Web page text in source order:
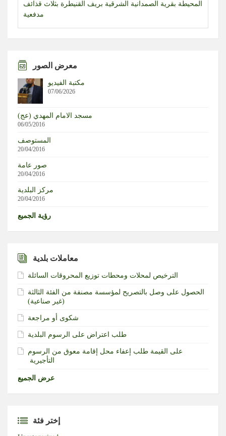
بالفيديو | أدخنة تتصاعد من أثار العدوان الإسرائيلي على بلدة
المنصوري
الفيفا في دائرة الاعتذار.. وميسي يعود إلى الواجهة
قائد الجيش عرض مع سولفرانك دور ألمانيا في القوة البحرية
معرض الصور
مكتبة الفيديو
07/06/2026
مسجد الامام المهدي (عج)
06/05/2016
المستوصف
20/04/2016
صور عامة
20/04/2016
مركز البلدية
20/04/2016
رؤية الجميع
معاملات بلدية
الترخيص لمحلات ومحطات توزيع المحروقات السائلة
الحصول على وصل بالتصريح لمؤسسة مصنفة من الفئة الثالثة
(غير صناعية)‏
شكوى أو مراجعة
طلب اعتراض على الرسوم البلدية
طلب إعفاء محل إقامة معوق من الرسوم‎ ‎على القيمة
التأجيرية ‏
عرض الجميع
إختر فئة